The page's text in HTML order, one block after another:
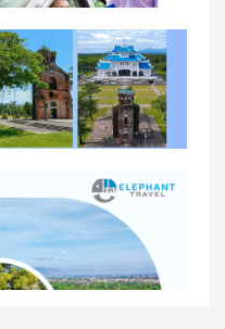
xe có tài xế tại Huế
Thuê Xe Từ Huế,
La Vang